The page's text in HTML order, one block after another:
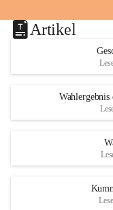
Artikel